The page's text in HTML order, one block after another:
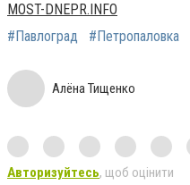
MOST-DNEPR.INFO
#Павлоград
#Петропаловка
Алёна Тищенко
Авторизуйтесь, щоб оцінити